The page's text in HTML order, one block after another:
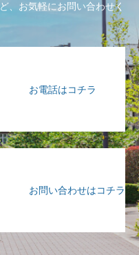
、お気軽にお問い合わせく
お電話はコチラ
お問い合わせはコチラ